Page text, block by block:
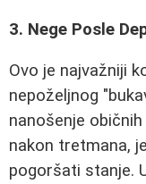
3. Nege Posle
Ovo je najvažniji
nepoželjnog
nanošenje
nakon tretmana,
pogoršati stanje.